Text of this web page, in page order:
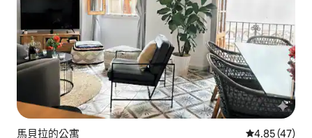
馬貝拉的公寓 從 47 則評價
4.85 (47)